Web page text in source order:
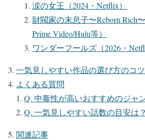
涙の女王（2024・Netflix）
財閥家の末息子〜Reborn Rich
Prime Video/Hulu等）
ワンダーフールズ（2026・
一気見しやすい作品の選び方のコツ
よくある質問
Q. 中毒性が高いおすすめのジャ
Q. 一気見しやすい話数の目安は？
関連記事